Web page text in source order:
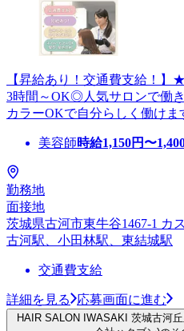
【昇給あり！交通費支給！
3時間～OK◎人気サロンで働
カラーOKで自分らしく働けま
美容師時給1,150円〜
勤務地
面接地
茨城県古河市東牛谷1467-1 カ
古河駅、小田林駅、東結城駅
交通費支給
詳細を見る 応募画面に進む
HAIR SALON IWASAKI 茨城古河